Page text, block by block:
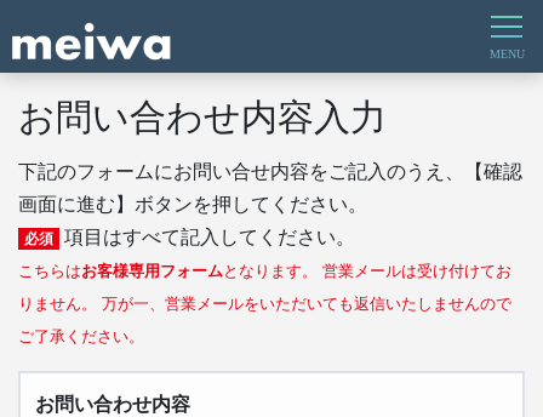
お問い合わせ内容入力
下記のフォームにお問い合せ内容をご記入のうえ、【確認
画面に進む】ボタンを押してください。
必須 項目はすべて記入してください。
こちらはお客様専用フォームとなります。 営業メールは受け付けてお
りません。 万が一、営業メールをいただいても返信いたしませんので
ご了承ください。
お問い合わせ内容